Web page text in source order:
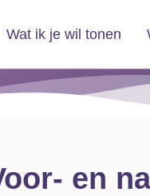
Wat ik je wil tonen
en